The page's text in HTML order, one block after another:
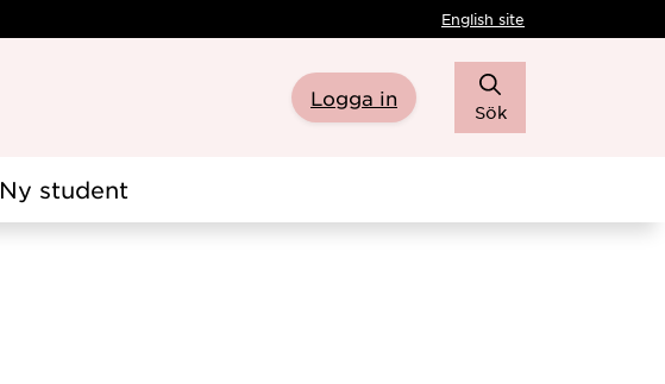
English site
Logga in
Sök
Ny student